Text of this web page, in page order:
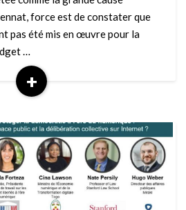
force est de constater que
pas été mis en œuvre pour la
…
+
Read